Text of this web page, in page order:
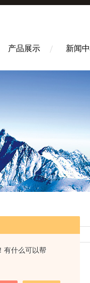
有什么可以帮
产品展示 新闻